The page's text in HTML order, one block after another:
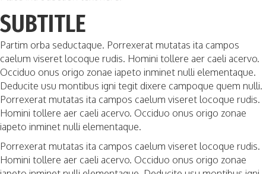
SUBTITLE
Partim orba seductaque. Porrexerat mutatas ita campos
caelum viseret locoque rudis. Homini tollere aer caeli acervo.
Occiduo onus origo zonae iapeto inminet nulli elementaque.
Deducite usu montibus igni tegit dixere campoque quem nulli.
Porrexerat mutatas ita campos caelum viseret locoque rudis.
Homini tollere aer caeli acervo. Occiduo onus origo zonae
iapeto inminet nulli elementaque.
Porrexerat mutatas ita campos caelum viseret locoque rudis.
Homini tollere aer caeli acervo. Occiduo onus origo zonae